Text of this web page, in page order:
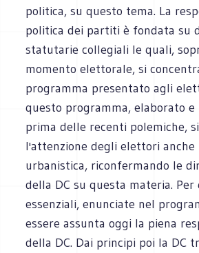
politica, su questo tema. La
politica dei partiti è fondata su
statutarie collegiali le quali,
momento elettorale, si
programma presentato agli
questo programma, elaborato e
prima delle recenti polemiche,
l'attenzione degli elettori anche
urbanistica, riconfermando le
della DC su questa materia. Per
essenziali, enunciate nel
essere assunta oggi la piena
della DC. Dai principi poi la DC